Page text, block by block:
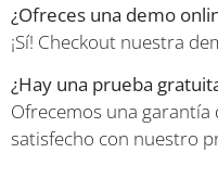
¿Ofreces una demo
¡Sí! Checkout nuestra
¿Hay una prueba
Ofrecemos una garantía
satisfecho con nuestro